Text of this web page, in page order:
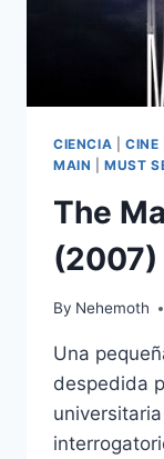
CIENCIA CINE
MAIN |MUST
The
(2007)
By Nehemoth
Una
despedida